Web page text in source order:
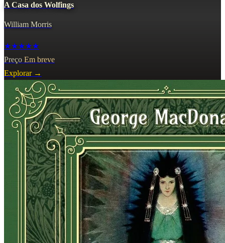
A Casa dos Wolfings
William Morris
★★★★★
Preço Em breve
Explorar →